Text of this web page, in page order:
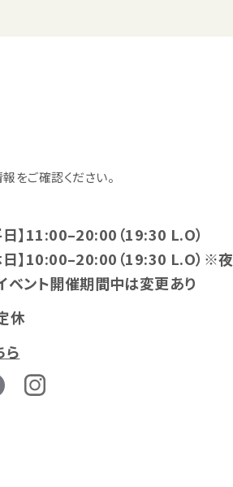
をご確認ください。
日】11:00–20:00（19:30 L.O）
日】10:00–20:00（19:30 L.O）※夜
ベント開催期間中は変更あり
休
ら